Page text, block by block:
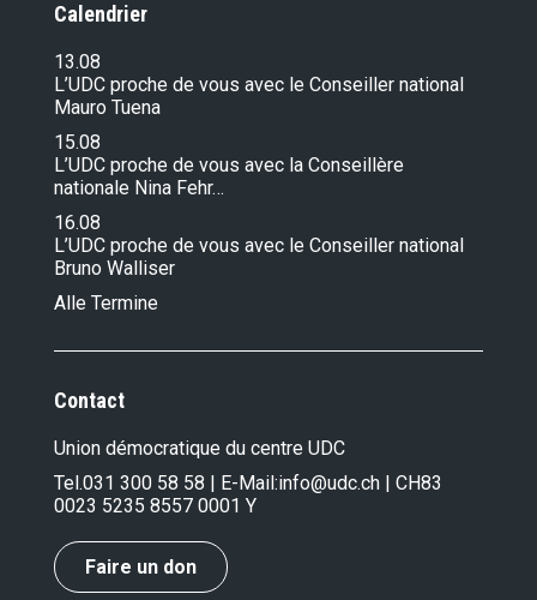
Calendrier
13.08
L’UDC proche de vous avec le Conseiller national
Mauro Tuena
15.08
L’UDC proche de vous avec la Conseillère
nationale Nina Fehr…
16.08
L’UDC proche de vous avec le Conseiller national
Bruno Walliser
Alle Termine
Contact
Union démocratique du centre UDC
Tel.031 300 58 58 | E-Mail:info@udc.ch | CH83
0023 5235 8557 0001 Y
Faire un don